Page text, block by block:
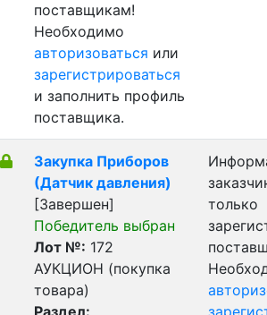
поставщикам!
Необходимо
авторизоваться или
зарегистрироваться
и заполнить профиль
поставщика.
Закупка Приборов
(Датчик давления)
[Завершен]
Победитель выбран
Лот №: 172
АУКЦИОН (покупка
товара)
Раздел:
только